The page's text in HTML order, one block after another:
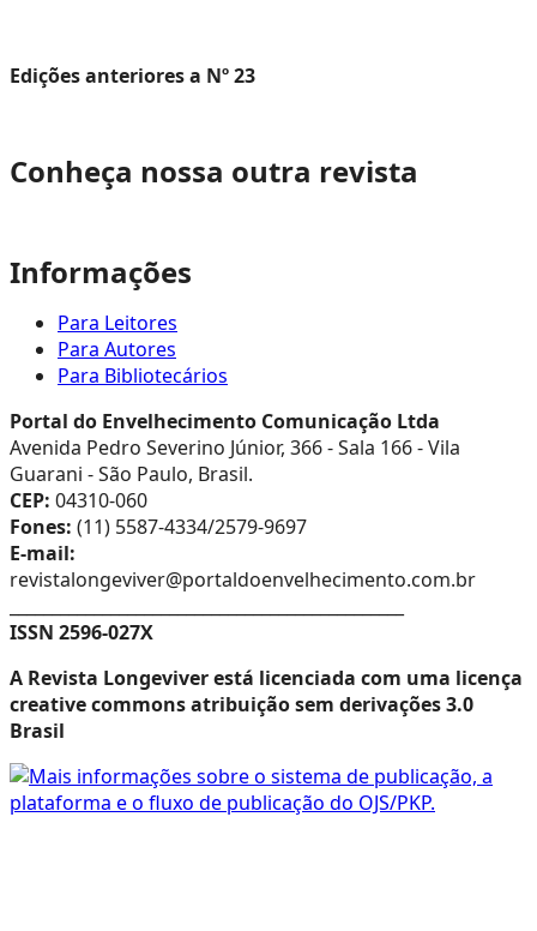
Edições anteriores a Nº 23
Conheça nossa outra revista
Informações
Para Leitores
Para Autores
Para Bibliotecários
Portal do Envelhecimento Comunicação Ltda
Avenida Pedro Severino Júnior, 366 - Sala 166 - Vila
Guarani - São Paulo, Brasil.
CEP: 04310-060
Fones: (11) 5587-4334/2579-9697
E-mail:
revistalongeviver@portaldoenvelhecimento.com.br
ISSN 2596-027X
A Revista Longeviver está licenciada com uma licença
creative commons atribuição sem derivações 3.0
Brasil